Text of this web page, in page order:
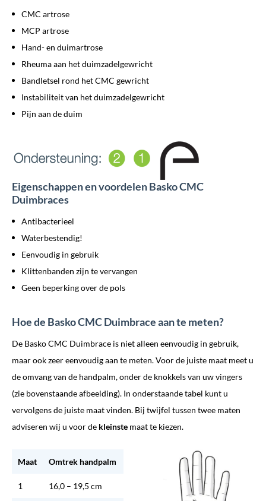
CMC artrose
MCP artrose
Hand- en duimartrose
Rheuma aan het duimzadelgewricht
Bandletsel rond het CMC gewricht
Instabiliteit van het duimzadelgewricht
Pijn aan de duim
Eigenschappen en voordelen Basko CMC
Duimbraces
Antibacterieel
Waterbestendig!
Eenvoudig in gebruik
Klittenbanden zijn te vervangen
Geen beperking over de pols
Hoe de Basko CMC Duimbrace aan te meten?
De Basko CMC Duimbrace is niet alleen eenvoudig in gebruik,
maar ook zeer eenvoudig aan te meten. Voor de juiste maat meet u
de omvang van de handpalm, onder de knokkels van uw vingers
(zie bovenstaande afbeelding). In onderstaande tabel kunt u
vervolgens de juiste maat vinden. Bij twijfel tussen twee maten
adviseren wij u voor de kleinste maat te kiezen.
Maat Omtrek handpalm
1 16,0 – 19,5 cm